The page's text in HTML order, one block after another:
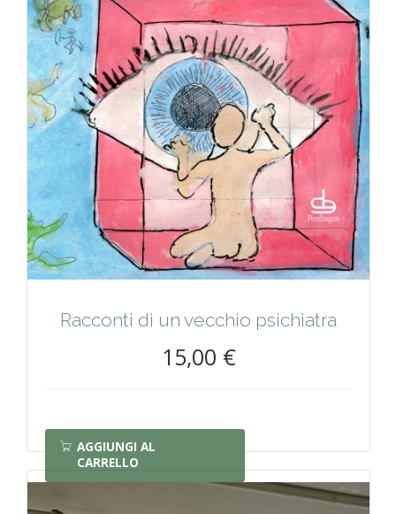
Racconti di un vecchio psichiatra
15,00 €
AGGIUNGI AL
CARRELLO